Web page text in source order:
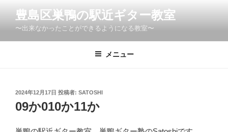
ン
豊島区巣鴨の駅近ギター教室
〜出来なかったことができるようになる教室〜
メニュー
投
稿
日:
2024年12月17日 投稿者: SATOSHI
09か010か11か